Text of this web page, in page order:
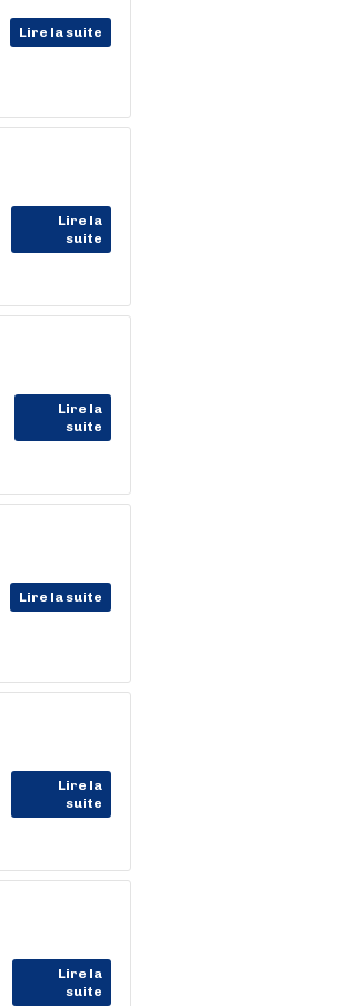
Lire la suite
Lire la
suite
Lire la
suite
Lire la suite
Lire la
suite
Lire la
suite